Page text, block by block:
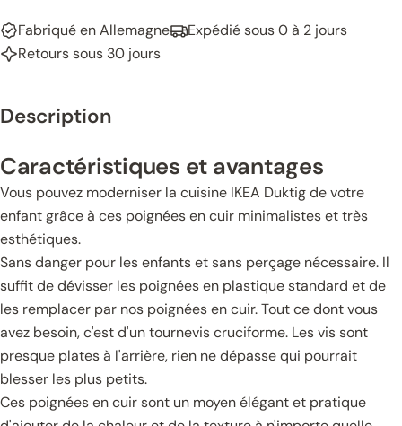
Fabriqué en Allemagne
Expédié sous 0 à 2 jours
Retours sous 30 jours
Description
Caractéristiques et avantages
Vous pouvez moderniser la cuisine IKEA Duktig de votre
enfant grâce à ces poignées en cuir minimalistes et très
esthétiques.
Sans danger pour les enfants et sans perçage nécessaire. Il
suffit de dévisser les poignées en plastique standard et de
les remplacer par nos poignées en cuir. Tout ce dont vous
avez besoin, c'est d'un tournevis cruciforme. Les vis sont
presque plates à l'arrière, rien ne dépasse qui pourrait
blesser les plus petits.
Ces poignées en cuir sont un moyen élégant et pratique